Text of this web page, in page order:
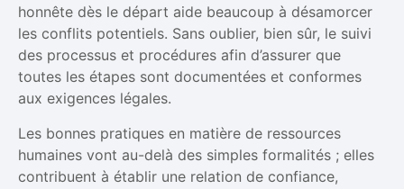
honnête dès le départ aide beaucoup à désamorcer
les conflits potentiels. Sans oublier, bien sûr, le suivi
des processus et procédures afin d’assurer que
toutes les étapes sont documentées et conformes
aux exigences légales.
Les bonnes pratiques en matière de ressources
humaines vont au-delà des simples formalités ; elles
contribuent à établir une relation de confiance,